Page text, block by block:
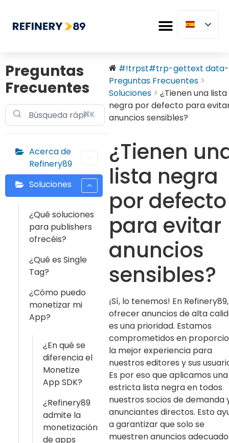
Preguntas
Frecuentes
⌘K
Acerca de
Refinery89
Soluciones
¿Qué soluciones
para publishers
ofrecéis?
¿Qué es Single
Tag?
¿Cómo puedo
monetizar mi
App?
¿En qué se
diferencia el
Monetize
App SDK?
¿Refinery89
admite la
monetización
de apps
#!trpst#trp-gettext data-
Preguntas Frecuentes
Soluciones
¿Tienen una lista
negra por defecto para
anuncios sensibles?
¿Tienen
lista negra
por defecto
para evitar
anuncios
sensibles?
¡Sí, lo tenemos! En Refinery89,
ofrecer anuncios de alta
es una prioridad. Estamos
comprometidos en
la mejor experiencia para
nuestros editores y sus
Es por eso que aplicamos una
estricta lista negra en todos
nuestros socios de demanda
anunciantes directos. Esto
a garantizar que solo se
muestren anuncios